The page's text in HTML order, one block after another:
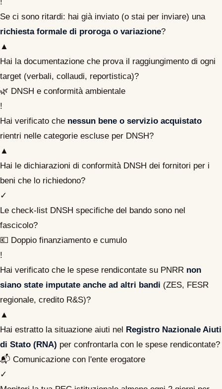
Se ci sono ritardi: hai già inviato (o stai per inviare) una
richiesta formale di proroga o variazione?
▲
Hai la documentazione che prova il raggiungimento di ogni
target (verbali, collaudi, reportistica)?
🌿 DNSH e conformità ambientale
!
Hai verificato che nessun bene o servizio acquistato
rientri nelle categorie escluse per DNSH?
▲
Hai le dichiarazioni di conformità DNSH dei fornitori per i
beni che lo richiedono?
✓
Le check-list DNSH specifiche del bando sono nel
fascicolo?
💶 Doppio finanziamento e cumulo
!
Hai verificato che le spese rendicontate su PNRR non
siano state imputate anche ad altri bandi (ZES, FESR
regionale, credito R&S)?
▲
Hai estratto la situazione aiuti nel Registro Nazionale Aiuti
di Stato (RNA) per confrontarla con le spese rendicontate?
📬 Comunicazione con l'ente erogatore
✓